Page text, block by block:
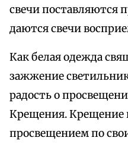
свечи поставляются
даются свечи
Как белая одежда
зажжение
радость о
Крещения. Крещение
просвещением по